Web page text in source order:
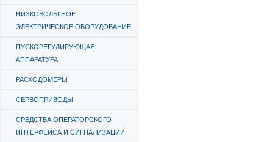
НИЗКОВОЛЬТНОЕ
ЭЛЕКТРИЧЕСКОЕ ОБОРУДОВАНИЕ
ПУСКОРЕГУЛИРУЮЩАЯ
АППАРАТУРА
РАСХОДОМЕРЫ
СЕРВОПРИВОДЫ
СРЕДСТВА ОПЕРАТОРСКОГО
ИНТЕРФЕЙСА И СИГНАЛИЗАЦИИ